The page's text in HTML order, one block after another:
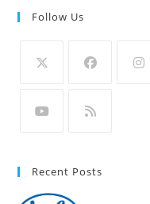
Follow Us
Recent Posts